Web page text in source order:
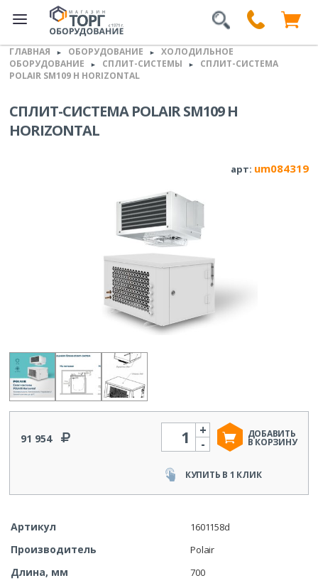
ГЛАВНАЯ ► ОБОРУДОВАНИЕ ►
ХОЛОДИЛЬНОЕ
ОБОРУДОВАНИЕ
► СПЛИТ-СИСТЕМЫ ►
СПЛИТ-СИСТЕМА
POLAIR SM109 H HORIZONTAL
СПЛИТ-СИСТЕМА POLAIR SM109 H
HORIZONTAL
арт: um084319
91 954
Количество
-
+ ДОБАВИТЬ
В КОРЗИНУ
КУПИТЬ В 1 КЛИК
Артикул 1601158d
Производитель Polair
Длина, мм 700